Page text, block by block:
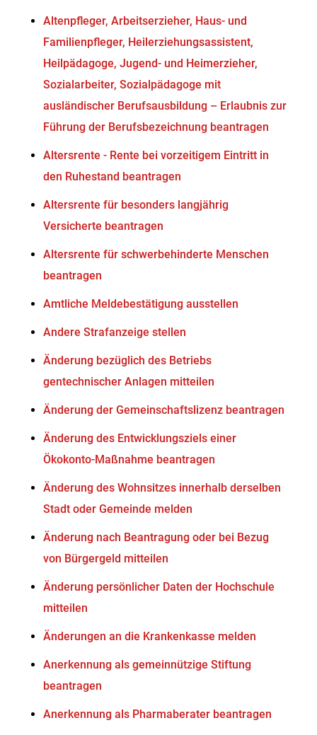
Altenpfleger, Arbeitserzieher, Haus- und
Familienpfleger, Heilerziehungsassistent,
Heilpädagoge, Jugend- und Heimerzieher,
Sozialarbeiter, Sozialpädagoge mit
ausländischer Berufsausbildung – Erlaubnis zur
Führung der Berufsbezeichnung beantragen
Altersrente - Rente bei vorzeitigem Eintritt in
den Ruhestand beantragen
Altersrente für besonders langjährig
Versicherte beantragen
Altersrente für schwerbehinderte Menschen
beantragen
Amtliche Meldebestätigung ausstellen
Andere Strafanzeige stellen
Änderung bezüglich des Betriebs
gentechnischer Anlagen mitteilen
Änderung der Gemeinschaftslizenz beantragen
Änderung des Entwicklungsziels einer
Ökokonto-Maßnahme beantragen
Änderung des Wohnsitzes innerhalb derselben
Stadt oder Gemeinde melden
Änderung nach Beantragung oder bei Bezug
von Bürgergeld mitteilen
Änderung persönlicher Daten der Hochschule
mitteilen
Änderungen an die Krankenkasse melden
Anerkennung als gemeinnützige Stiftung
beantragen
Anerkennung als Pharmaberater beantragen